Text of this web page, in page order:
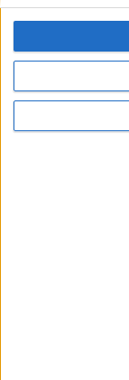
Y como regalo de
gratis una copia
primer año de